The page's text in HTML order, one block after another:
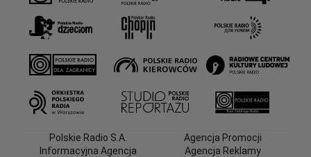
Polskie Radio S.A.
Informacyjna Agencja
Agencja Promocji
Agencja Reklamy